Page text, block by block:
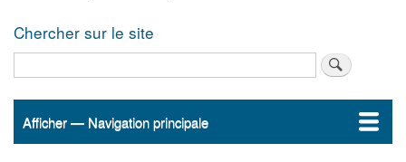
Chercher sur le site
Navigation
Afficher — Navigation principale